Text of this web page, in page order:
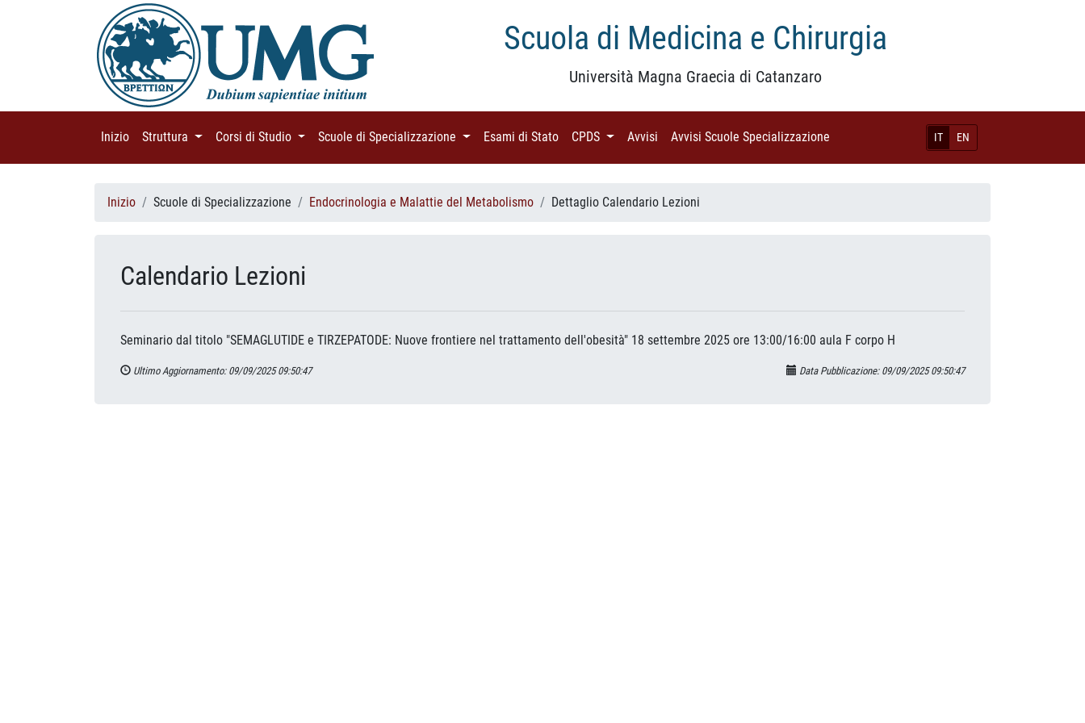
Scuola di Medicina e Chirurgia
Università Magna Graecia di Catanzaro
IT EN
Inizio (current)
Struttura (current)Corsi di Studio (current)Scuole di Specializzazione (current)Esami di Stato (current)
CPDS (current)
Avvisi (current)
Avvisi Scuole Specializzazione
Inizio Scuole di Specializzazione Endocrinologia e Malattie del Metabolismo Dettaglio Calendario Lezioni
Calendario Lezioni
Seminario dal titolo "SEMAGLUTIDE e TIRZEPATODE: Nuove frontiere nel trattamento dell'obesità" 18 settembre 2025 ore 13:00/16:00 aula F corpo H
Ultimo Aggiornamento: 09/09/2025 09:50:47 Data Pubblicazione: 09/09/2025 09:50:47